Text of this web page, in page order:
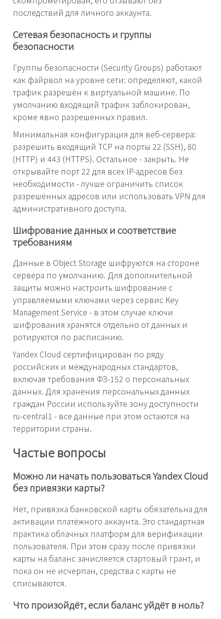
последствий для личного аккаунта.
Сетевая безопасность и группы
безопасности
Группы безопасности (Security Groups) работают
как файрвол на уровне сети: определяют, какой
трафик разрешён к виртуальной машине. По
умолчанию входящий трафик заблокирован,
кроме явно разрешённых правил.
Минимальная конфигурация для веб-сервера:
разрешить входящий TCP на порты 22 (SSH), 80
(HTTP) и 443 (HTTPS). Остальное - закрыть. Не
открывайте порт 22 для всех IP-адресов без
необходимости - лучше ограничить список
разрешённых адресов или использовать VPN для
административного доступа.
Шифрование данных и соответствие
требованиям
Данные в Object Storage шифруются на стороне
сервера по умолчанию. Для дополнительной
защиты можно настроить шифрование с
управляемыми ключами через сервис Key
Management Service - в этом случае ключи
шифрования хранятся отдельно от данных и
ротируются по расписанию.
Yandex Cloud сертифицирован по ряду
российских и международных стандартов,
включая требования ФЗ-152 о персональных
данных. Для хранения персональных данных
граждан России используйте зону доступности
ru-central1 - все данные при этом остаются на
территории страны.
Частые вопросы
Можно ли начать пользоваться Yandex Cloud
без привязки карты?
Нет, привязка банковской карты обязательна для
активации платёжного аккаунта. Это стандартная
практика облачных платформ для верификации
пользователя. При этом сразу после привязки
карты на баланс зачисляется стартовый грант, и
пока он не исчерпан, средства с карты не
списываются.
Что произойдёт, если баланс уйдёт в ноль?